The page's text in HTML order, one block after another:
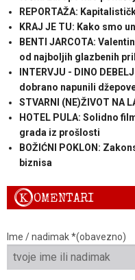
REPORTAŽA:
KRAJ JE TU: Kako smo
BENTI JARCOTA:
od najboljih glazbenih
INTERVJU - DINO
dobrano napunili
STVARNI (NE)ŽIVOT NA
HOTEL PULA: Solidno
grada iz prošlosti
BOŽIĆNI POKLON:
biznisa
KOMENTARI
Ime / nadimak *(obavezno)